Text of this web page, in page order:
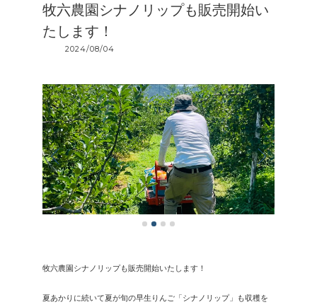
牧六農園シナノリップも販売開始い
たします！
2024/08/04
牧六農園シナノリップも販売開始いたします！
夏あかりに続いて夏が旬の早生りんご「シナノリップ」も収穫を